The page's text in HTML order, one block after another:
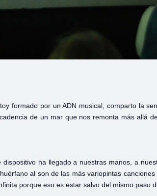
formado por un ADN musical, comparto la
de un mar que nos remonta más allá
ha llegado a nuestras manos, a
al son de las más variopintas
porque eso es estar salvo del mismo paso